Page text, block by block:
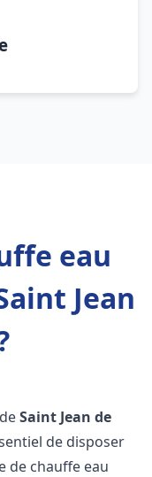
eau
Jean
Saint Jean de
de disposer
de chauffe eau